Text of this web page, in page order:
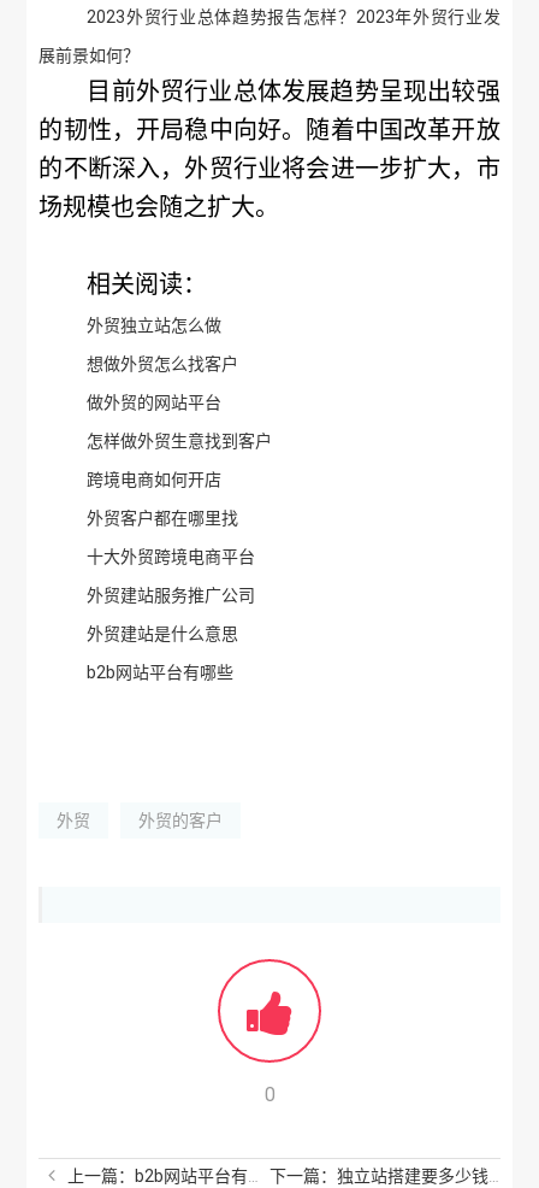
2023外贸行业总体趋势报告怎样？2023年外贸行业发
展前景如何？
目前外贸行业总体发展趋势呈现出较强
的韧性，开局稳中向好。随着中国改革开放
的不断深入，外贸行业将会进一步扩大，市
场规模也会随之扩大。
相关阅读：
外贸独立站怎么做
想做外贸怎么找客户
做外贸的网站平台
怎样做外贸生意找到客户
跨境电商如何开店
外贸客户都在哪里找
十大外贸跨境电商平台
外贸建站服务推广公司
外贸建站是什么意思
b2b网站平台有哪些
外贸 外贸的客户
0
上一篇：b2b网站平台有哪些？b2b模式的电商平台有哪些？